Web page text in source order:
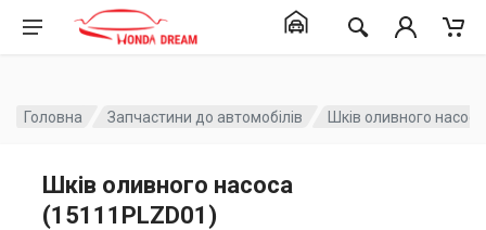
Головна Запчастини до автомобілів Шків оливного
Шків оливного насоса
(15111PLZD01)